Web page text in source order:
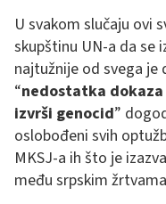
U svakom slučaju ovi
skupštinu UN-a da se
najtužnije od svega je
“nedostatka
izvrši genocid”
oslobođeni svih
MKSJ-a ih što je
među srpskim